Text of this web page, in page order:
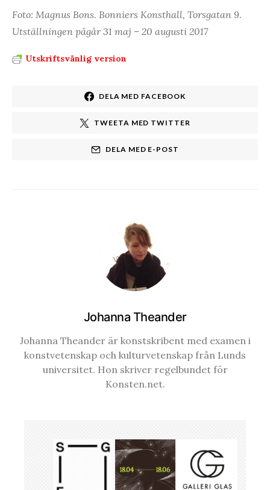
Foto: Magnus Bons. Bonniers Konsthall, Torsgatan 9.
Utställningen pågår 31 maj – 20 augusti 2017
Utskriftsvänlig version
DELA MED FACEBOOK
TWEETA MED TWITTER
DELA MED E-POST
Johanna Theander
Johanna Theander är konstskribent med examen i
konstvetenskap och kulturvetenskap från Lunds
universitet. Hon skriver regelbundet för
Konsten.net.